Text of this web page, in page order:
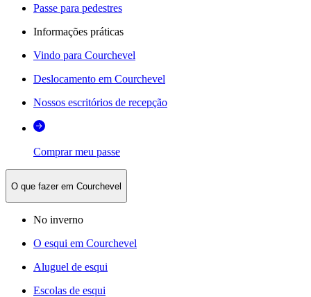
Passe para pedestres
Informações práticas
Vindo para Courchevel
Deslocamento em Courchevel
Nossos escritórios de recepção
Comprar meu passe
O que fazer em Courchevel
No inverno
O esqui em Courchevel
Aluguel de esqui
Escolas de esqui